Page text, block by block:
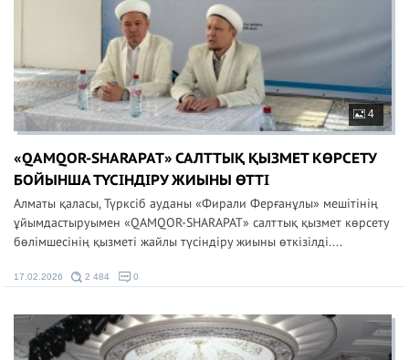
4
«QAMQOR-SHARAPAT» САЛТТЫҚ ҚЫЗМЕТ КӨРСЕТУ
БОЙЫНША ТҮСІНДІРУ ЖИЫНЫ ӨТТІ
Алматы қаласы, Түрксіб ауданы «Фирали Ферғанұлы» мешітінің
ұйымдастыруымен «QAMQOR-SHARAPAT» салттық қызмет көрсету
бөлімшесінің қызметі жайлы түсіндіру жиыны өткізілді....
17.02.2026 2 484 0